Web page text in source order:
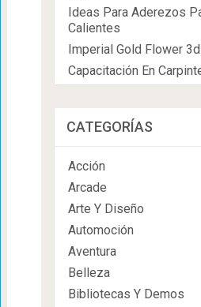
Ideas Para Aderezos
Calientes
Imperial Gold Flower
Capacitación En
CATEGORÍAS
Acción
Arcade
Arte Y Diseño
Automoción
Aventura
Belleza
Bibliotecas Y Demos